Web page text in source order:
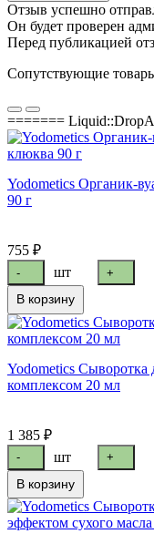
Отзыв успешно
Он будет проверен
Перед публикацией
Сопутствующие
=======
Yodometics Органик-
90 г
755 ₽
- шт +
В корзину
Yodometics
комплексом 20 мл
1 385 ₽
- шт +
В корзину